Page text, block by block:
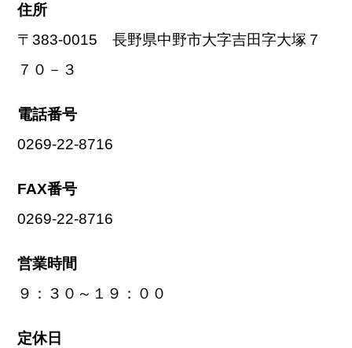
住所
〒383-0015 長野県中野市大字吉田字大塚７
７０－３
電話番号
0269-22-8716
FAX番号
0269-22-8716
営業時間
９：３０～１９：００
定休日